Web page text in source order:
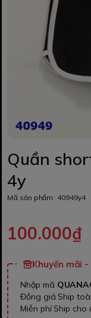
Quần
4y
Mã sản phẩm: 40949y4
100.000₫
Khuyến mãi -
Nhập mã
Đồng giá Ship
Miễn phí Ship